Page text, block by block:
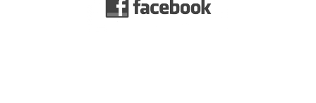
de gran calidad. Por ello, se busca escalar posiciones y